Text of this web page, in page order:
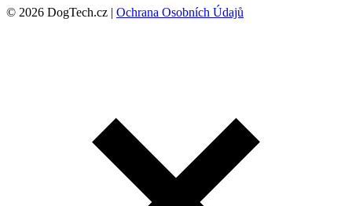
© 2026 DogTech.cz | Ochrana Osobních Údajů